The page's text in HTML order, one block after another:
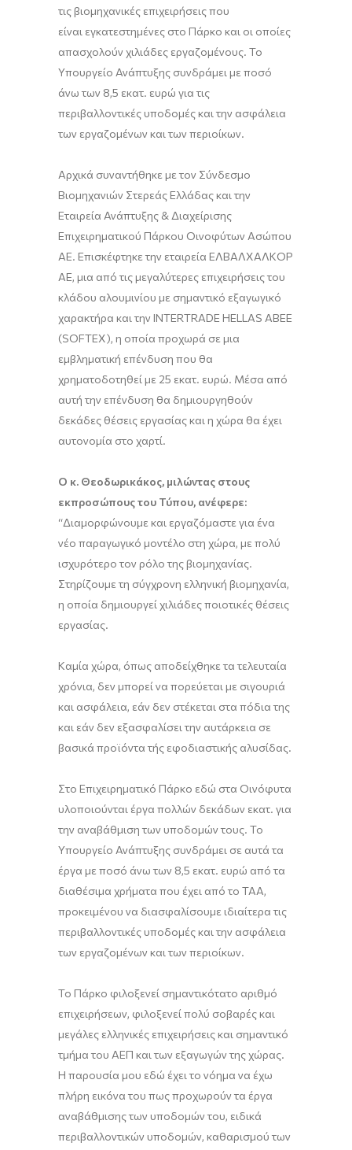
τις βιομηχανικές επιχειρήσεις που
είναι εγκατεστημένες στο Πάρκο και οι οποίες
απασχολούν χιλιάδες εργαζομένους. Το
Υπουργείο Ανάπτυξης συνδράμει με ποσό
άνω των 8,5 εκατ. ευρώ για τις
περιβαλλοντικές υποδομές και την ασφάλεια
των εργαζομένων και των περιοίκων.
Αρχικά συναντήθηκε με τον Σύνδεσμο
Βιομηχανιών Στερεάς Ελλάδας και την
Εταιρεία Ανάπτυξης & Διαχείρισης
Επιχειρηματικού Πάρκου Οινοφύτων Ασώπου
ΑΕ. Επισκέφτηκε την εταιρεία ΕΛΒΑΛΧΑΛΚΟΡ
AE, μια από τις μεγαλύτερες επιχειρήσεις του
κλάδου αλουμινίου με σημαντικό εξαγωγικό
χαρακτήρα και την INTERTRADE HELLAS ABEE
(SOFTEX), η οποία προχωρά σε μια
εμβληματική επένδυση που θα
χρηματοδοτηθεί με 25 εκατ. ευρώ. Μέσα από
αυτή την επένδυση θα δημιουργηθούν
δεκάδες θέσεις εργασίας και η χώρα θα έχει
αυτονομία στο χαρτί.
Ο κ. Θεοδωρικάκος, μιλώντας στους
εκπροσώπους του Τύπου, ανέφερε:
“Διαμορφώνουμε και εργαζόμαστε για ένα
νέο παραγωγικό μοντέλο στη χώρα, με πολύ
ισχυρότερο τον ρόλο της βιομηχανίας.
Στηρίζουμε τη σύγχρονη ελληνική βιομηχανία,
η οποία δημιουργεί χιλιάδες ποιοτικές θέσεις
εργασίας.
Καμία χώρα, όπως αποδείχθηκε τα τελευταία
χρόνια, δεν μπορεί να πορεύεται με σιγουριά
και ασφάλεια, εάν δεν στέκεται στα πόδια της
και εάν δεν εξασφαλίσει την αυτάρκεια σε
βασικά προϊόντα τής εφοδιαστικής αλυσίδας.
Στο Επιχειρηματικό Πάρκο εδώ στα Οινόφυτα
υλοποιούνται έργα πολλών δεκάδων εκατ. για
την αναβάθμιση των υποδομών τους. Το
Υπουργείο Ανάπτυξης συνδράμει σε αυτά τα
έργα με ποσό άνω των 8,5 εκατ. ευρώ από τα
διαθέσιμα χρήματα που έχει από το ΤΑΑ,
προκειμένου να διασφαλίσουμε ιδιαίτερα τις
περιβαλλοντικές υποδομές και την ασφάλεια
των εργαζομένων και των περιοίκων.
Το Πάρκο φιλοξενεί σημαντικότατο αριθμό
επιχειρήσεων, φιλοξενεί πολύ σοβαρές και
μεγάλες ελληνικές επιχειρήσεις και σημαντικό
τμήμα του ΑΕΠ και των εξαγωγών της χώρας.
Η παρουσία μου εδώ έχει το νόημα να έχω
πλήρη εικόνα του πως προχωρούν τα έργα
αναβάθμισης των υποδομών του, ειδικά
περιβαλλοντικών υποδομών, καθαρισμού των